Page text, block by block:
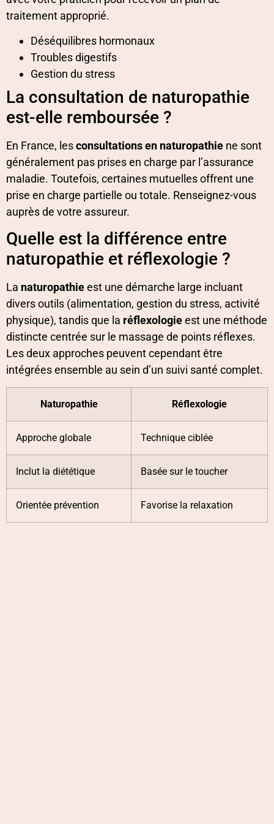
traitement approprié.
Déséquilibres hormonaux
Troubles digestifs
Gestion du stress
La consultation de naturopathie
est-elle remboursée ?
En France, lesconsultations en naturopathie ne sont
généralement pas prises en charge par l’assurance
maladie. Toutefois, certaines mutuelles offrent une
prise en charge partielle ou totale. Renseignez-vous
auprès de votre assureur.
Quelle est la différence entre
naturopathie et réflexologie ?
La naturopathieest une démarche large incluant
divers outils (alimentation, gestion du stress, activité
physique), tandis que la réflexologieest une méthode
distincte centrée sur le massage de points réflexes.
Les deux approches peuvent cependant être
intégrées ensemble au sein d’un suivi santé complet.
Naturopathie Réflexologie
Approche globale Technique ciblée
Inclut la diététique Basée sur le toucher
Orientée prévention Favorise la relaxation